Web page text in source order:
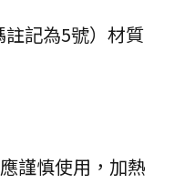
記為5號）材質
謹慎使用，加熱